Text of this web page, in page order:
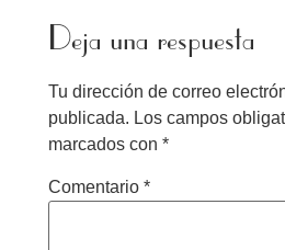
Deja una respuesta
Tu dirección de correo
publicada. Los campos
marcados con *
Comentario *